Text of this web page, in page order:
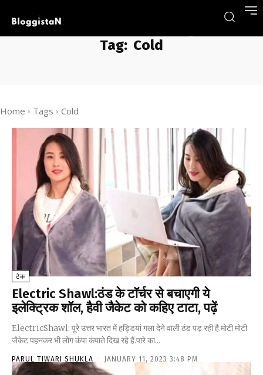
Tag: Cold
Home Tags Cold
टेक
Electric Shawl:ठंड के टॉर्चर से बचाएगी ये
इलेक्ट्रिक शॉल, हैवी जैकेट को कहिए टाटा, पढ़ें
ElectricShawl: पूरे उत्तर भारत में हड्डियां गला देने वाली ठंड पड़ रही है.मोटी मोटी
जैकेट पहनकर भी लोग कंपा कंपाते दिख रहे हैं.पारे का...
PARUL TIWARI SHUKLA - JANUARY 11, 2023 3:48 PM